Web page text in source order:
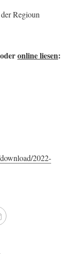
Regioun
online liesen:
2022-